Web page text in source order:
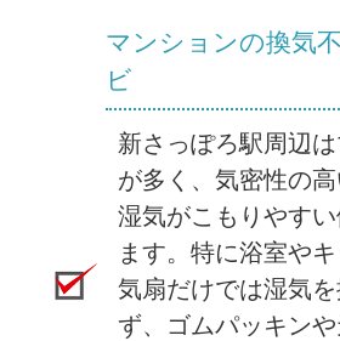
マンションの換気
ビ
新さっぽろ駅周辺
が多く、気密性の
湿気がこもりやすい
ます。特に浴室や
気扇だけでは湿気
ず、ゴムパッキン